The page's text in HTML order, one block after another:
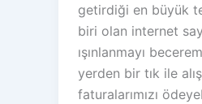
getirdiği en büyük
biri olan internet
ışınlanmayı
yerden bir tık ile
faturalarımızı